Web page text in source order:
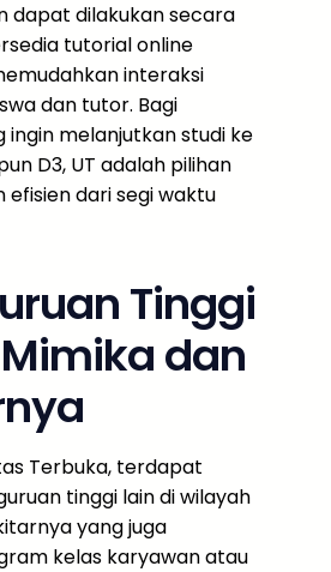
dapat dilakukan secara
tutorial online
interaksi
dan tutor. Bagi
ingin melanjutkan studi ke
D3, UT adalah pilihan
efisien dari segi waktu
Tinggi
dan
Terbuka, terdapat
tinggi lain di wilayah
yang juga
kelas karyawan atau